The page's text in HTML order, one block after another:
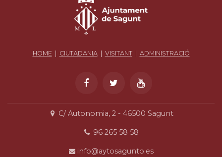
HOME| CIUTADANIA| VISITANT| ADMINISTRACIÓ
C/ Autonomia, 2 - 46500 Sagunt
96 265 58 58
info@aytosagunto.es